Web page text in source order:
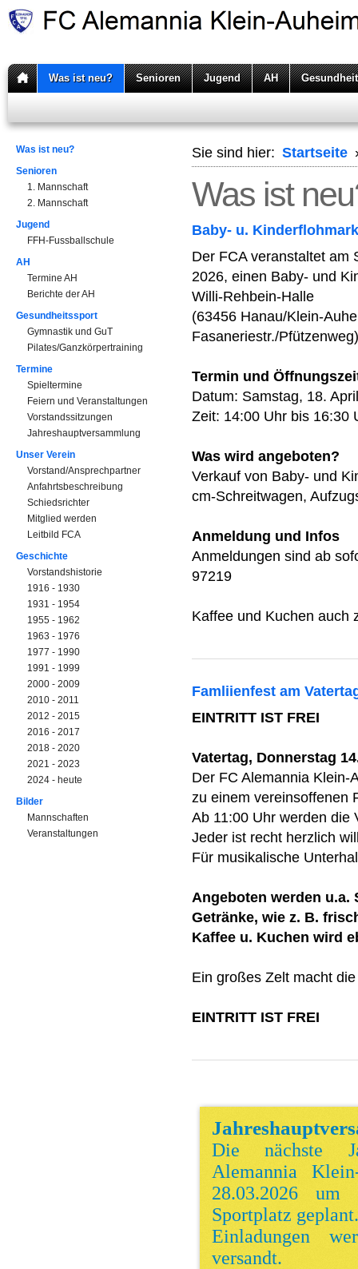
Was ist neu? Senioren Jugend AH
Was ist neu?
Senioren
1. Mannschaft
2. Mannschaft
Jugend
FFH-Fussballschule
AH
Termine AH
Berichte der AH
Gesundheitssport
Gymnastik und GuT
Pilates/Ganzkörpertraining
Termine
Spieltermine
Feiern und Veranstaltungen
Vorstandssitzungen
Jahreshauptversammlung
Unser Verein
Vorstand/Ansprechpartner
Anfahrtsbeschreibung
Schiedsrichter
Mitglied werden
Leitbild FCA
Geschichte
Vorstandshistorie
1916 - 1930
1931 - 1954
1955 - 1962
1963 - 1976
1977 - 1990
1991 - 1999
2000 - 2009
2010 - 2011
2012 - 2015
2016 - 2017
2018 - 2020
2021 - 2023
2024 - heute
Bilder
Mannschaften
Veranstaltungen
Sie sind hier: Startseite
Was ist
Baby- u.
Der FCA veranstaltet am
2026, einen Baby- und
Willi-Rehbein-Halle
(63456 Hanau/Klein-
Fasaneriestr./Pfützenweg)
Termin und
Datum: Samstag, 18.
Zeit: 14:00 Uhr bis 16:30
Was wird angeboten?
Verkauf von Baby- und
cm-Schreitwagen,
Anmeldung und Infos
Anmeldungen sind ab
97219
Kaffee und Kuchen auch
Famliienfest am
EINTRITT IST FREI
Vatertag, Donnerstag
Der FC Alemannia Klein-
zu einem vereinsoffenen
Ab 11:00 Uhr werden die
Jeder ist recht herzlich
Für musikalische
Angeboten werden u.a.
Getränke, wie z. B.
Kaffee u. Kuchen wird
Ein großes Zelt macht
EINTRITT IST FREI
Die nächste
Alemannia
28.03.2026
Sportplatz geplant.
Einladungen
versandt.